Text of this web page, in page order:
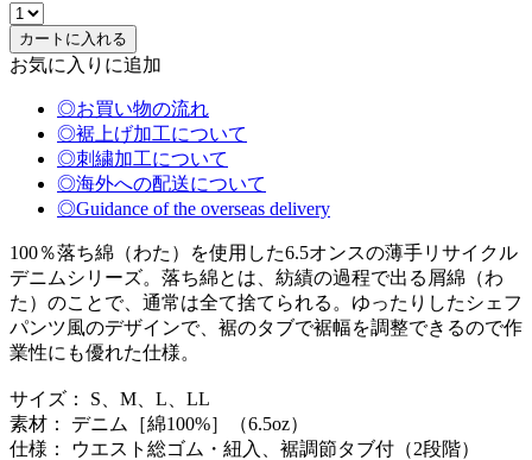
お気に入りに追加
◎お買い物の流れ
◎裾上げ加工について
◎刺繍加工について
◎海外への配送について
◎Guidance of the overseas delivery
100％落ち綿（わた）を使用した6.5オンスの薄手リサイクル
デニムシリーズ。落ち綿とは、紡績の過程で出る屑綿（わ
た）のことで、通常は全て捨てられる。ゆったりしたシェフ
パンツ風のデザインで、裾のタブで裾幅を調整できるので作
業性にも優れた仕様。
サイズ： S、M、L、LL
素材： デニム［綿100%］（6.5oz）
仕様： ウエスト総ゴム・紐入、裾調節タブ付（2段階）